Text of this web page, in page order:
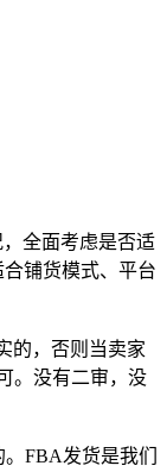
全面考虑是否适
铺货模式、平台
的，否则当卖家
。没有二审，没
FBA发货是我们